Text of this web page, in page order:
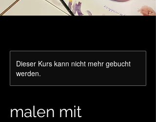
Dieser Kurs kann nicht mehr gebucht
werden.
malen mit